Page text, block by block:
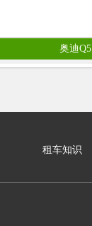
奥迪Q5
租车知识